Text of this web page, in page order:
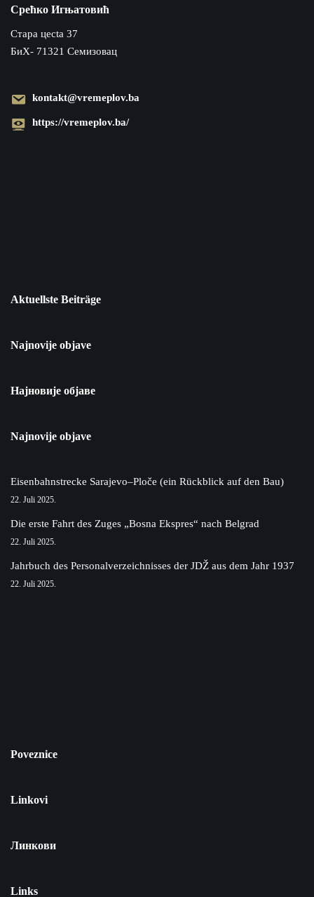
Срећко Игњатовић
Cтара цecta 37
БиХ- 71321 Семизовац
kontakt@vremeplov.ba
https://vremeplov.ba/
Aktuellste Beiträge
Najnovije objave
Најновије објаве
Najnovije objave
Eisenbahnstrecke Sarajevo–Ploče (ein Rückblick auf den Bau)
22. Juli 2025.
Die erste Fahrt des Zuges „Bosna Ekspres“ nach Belgrad
22. Juli 2025.
Jahrbuch des Personalverzeichnisses der JDŽ aus dem Jahr 1937
22. Juli 2025.
Poveznice
Linkovi
Линкови
Links